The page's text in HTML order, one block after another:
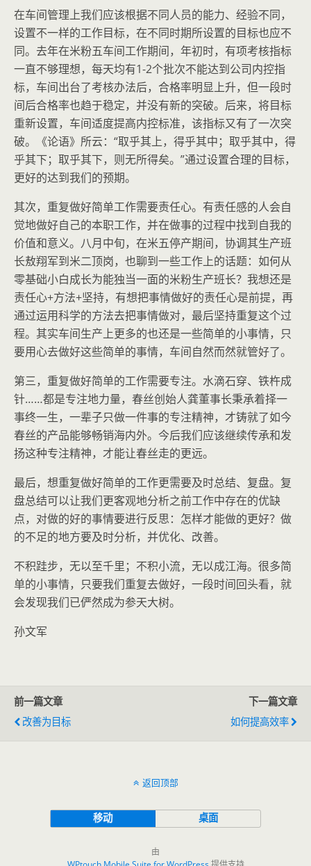
在车间管理上我们应该根据不同人员的能力、经验不同，
设置不一样的工作目标，在不同时期所设置的目标也应不
同。去年在米粉五车间工作期间，年初时，有项考核指标
一直不够理想，每天均有1-2个批次不能达到公司内控指
标，车间出台了考核办法后，合格率明显上升，但一段时
间后合格率也趋于稳定，并没有新的突破。后来，将目标
重新设置，车间适度提高内控标准，该指标又有了一次突
破。《论语》所云：“取乎其上，得乎其中；取乎其中，得
乎其下；取乎其下，则无所得矣。”通过设置合理的目标，
更好的达到我们的预期。
其次，重复做好简单工作需要责任心。有责任感的人会自
觉地做好自己的本职工作，并在做事的过程中找到自我的
价值和意义。八月中旬，在米五停产期间，协调其生产班
长敖翔军到米二顶岗，也聊到一些工作上的话题：如何从
零基础小白成长为能独当一面的米粉生产班长？我想还是
责任心+方法+坚持，有想把事情做好的责任心是前提，再
通过运用科学的方法去把事情做对，最后坚持重复这个过
程。其实车间生产上更多的也还是一些简单的小事情，只
要用心去做好这些简单的事情，车间自然而然就管好了。
第三，重复做好简单的工作需要专注。水滴石穿、铁杵成
针……都是专注地力量，春丝创始人龚董事长秉承着择一
事终一生，一辈子只做一件事的专注精神，才铸就了如今
春丝的产品能够畅销海内外。今后我们应该继续传承和发
扬这种专注精神，才能让春丝走的更远。
最后，想重复做好简单的工作更需要及时总结、复盘。复
盘总结可以让我们更客观地分析之前工作中存在的优缺
点，对做的好的事情要进行反思：怎样才能做的更好？做
的不足的地方要及时分析，并优化、改善。
不积跬步，无以至千里；不积小流，无以成江海。很多简
单的小事情，只要我们重复去做好，一段时间回头看，就
会发现我们已俨然成为参天大树。
孙文军
前一篇文章
改善为目标
下一篇文章
如何提高效率
返回顶部
移动 桌面
由